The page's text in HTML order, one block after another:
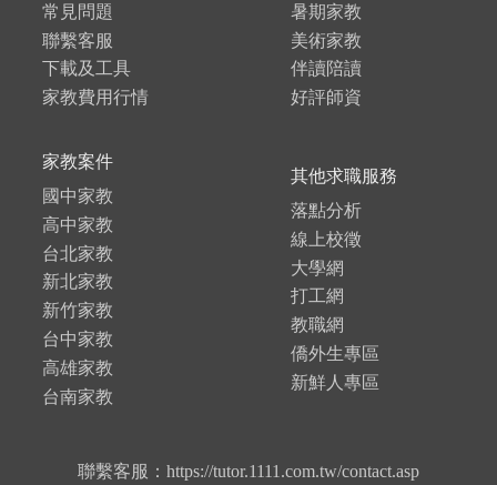
常見問題
聯繫客服
下載及工具
家教費用行情
暑期家教
美術家教
伴讀陪讀
好評師資
家教案件
國中家教
高中家教
台北家教
新北家教
新竹家教
台中家教
高雄家教
台南家教
其他求職服務
落點分析
線上校徵
大學網
打工網
教職網
僑外生專區
新鮮人專區
聯繫客服：https://tutor.1111.com.tw/contact.asp